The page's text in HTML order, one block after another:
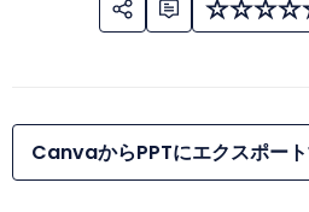
CanvaからPPTにエクスポー